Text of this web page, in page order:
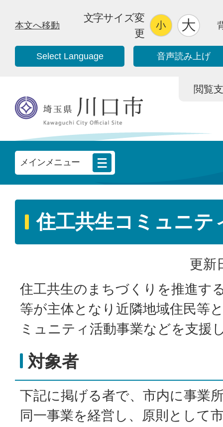
本文へ移動
文字サイズ変
更
Select Language 音声読み上げ
閲覧
メインメニュー
住工共生コミュニテ
更新
住工共生のまちづくりを推進す
等が主体となり近隣地域住民等
ミュニティ活動事業などを支援
対象者
下記に掲げる者で、市内に事業
同一事業を経営し、原則として